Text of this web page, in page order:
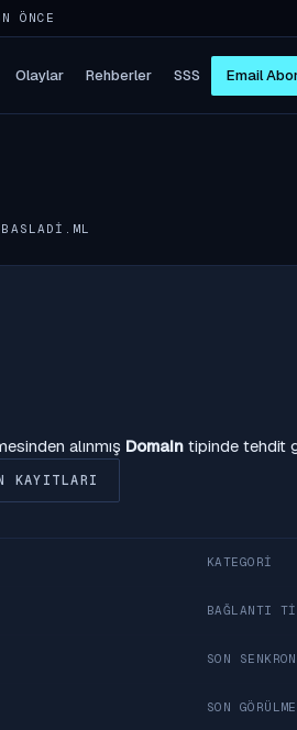
ÖNCE
Olaylar Rehberler SSS Email
alınmış Domain tipinde tehdit
KAYITLARI
KATEGORI
BAĞLANTI
SON SENKRON
SON GÖRÜLME